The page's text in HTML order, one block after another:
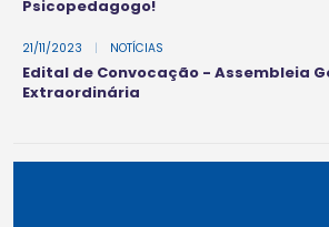
Psicopedagogo!
21/11/2023 | NOTÍCIAS
Edital de Convocação - Assembleia
Extraordinária